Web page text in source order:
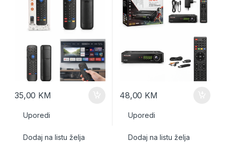
35,00 KM
Uporedi
Dodaj na listu želja
48,00 KM
Uporedi
Dodaj na listu želja